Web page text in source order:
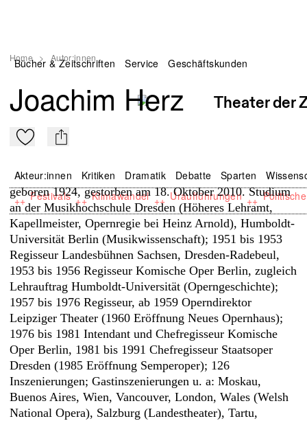
Bücher & Zeitschriften Service Geschäftskunden
Akteur:innen Kritiken Dramatik Debatte Sparten
++ Festivals ++ Klimawandel ++ Uraufführungen ++
Home > Autor:innen
Joachim Herz
Zu Mein-TdZ hinzufügen
mail
geboren 1924, gestorben am 18. Oktober 2010. Studium
an der Musikhochschule Dresden (Höheres Lehramt,
Kapellmeister, Opernregie bei Heinz Arnold), Humboldt-
Universität Berlin (Musikwissenschaft); 1951 bis 1953
Regisseur Landesbühnen Sachsen, Dresden-Radebeul,
1953 bis 1956 Regisseur Komische Oper Berlin, zugleich
Lehrauftrag Humboldt-Universität (Operngeschichte);
1957 bis 1976 Regisseur, ab 1959 Operndirektor
Leipziger Theater (1960 Eröffnung Neues Opernhaus);
1976 bis 1981 Intendant und Chefregisseur Komische
Oper Berlin, 1981 bis 1991 Chefregisseur Staatsoper
Dresden (1985 Eröffnung Semperoper); 126
Inszenierungen; Gastinszenierungen u. a: Moskau,
Buenos Aires, Wien, Vancouver, London, Wales (Welsh
National Opera), Salzburg (Landestheater), Tartu,